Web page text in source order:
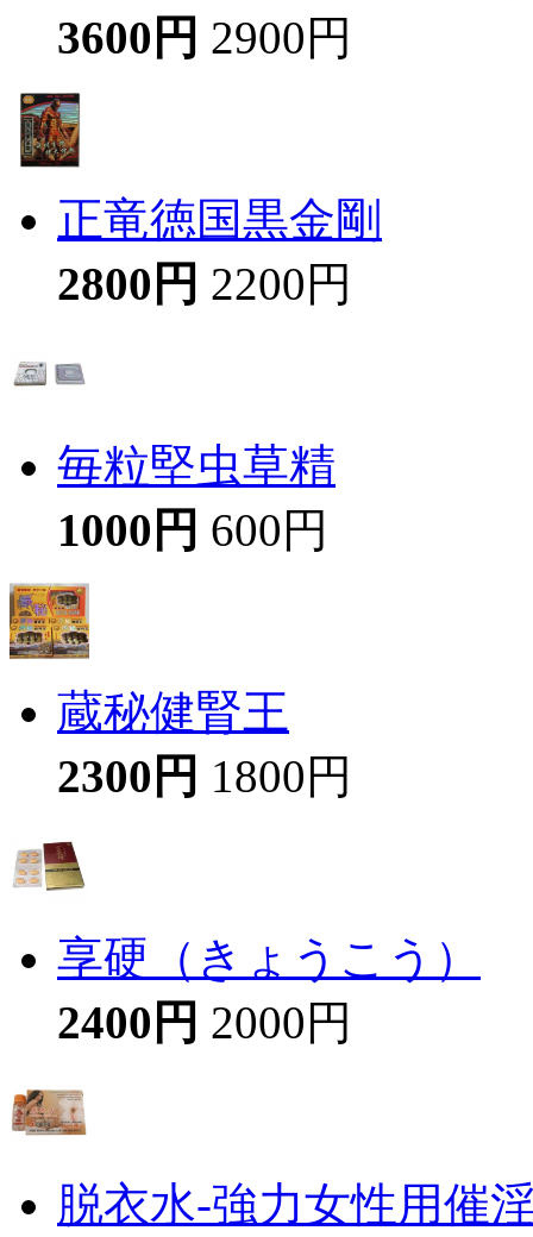
3600円 2900円
正竜徳国黒金剛
2800円 2200円
毎粒堅虫草精
1000円 600円
蔵秘健腎王
2300円 1800円
享硬（きょうこう）
2400円 2000円
脱衣水-強力女性用催